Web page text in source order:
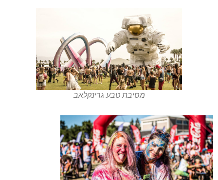
מסיבת טבע גרינקלאב